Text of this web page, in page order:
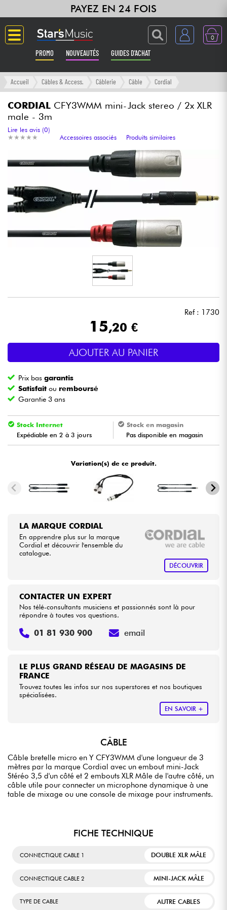
PAYEZ EN 24 FOIS
0
PROMO NOUVEAUTÉS GUIDES D'ACHAT
Langue
Guitares & Basses
Amplis & Effets
Claviers & Pianos
Synthés & Sampleurs
Home Studio
Casques
Eclairage
Vents
Violons & Quatuor
Packs
Accueil Câbles & Access. Câblerie Câble Cordial
CORDIAL CFY3WMM mini-Jack stereo / 2x XLR
male - 3m
★ ★ ★ ★ ★
★ ★ ★ ★ ★
Lire les avis (0)
Accessoires associés
Produits similaires
Ref : 1730
15,20 €
AJOUTER AU PANIER
Prix basgarantis
Satisfait ou remboursé
Garantie 3 ans
Stock Internet
Expédiable en 2 à 3 jours
Stock en magasin
Pas disponible en magasin
Variation(s) de ce produit.
LA MARQUE CORDIAL
En apprendre plus sur la marque
Cordial et découvrir l'ensemble du
catalogue.
DÉCOUVRIR
LE PLUS GRAND RÉSEAU DE MAGASINS DE
FRANCE
Trouvez toutes les infos sur nos superstores et nos boutiques
spécialisées.
EN SAVOIR +
CONTACTER UN EXPERT
Nos télé-consultants musiciens et passionnés sont là pour
répondre à toutes vos questions.
01 81 930 900 email
CÂBLE
Câble bretelle micro en Y CFY3WMM d'une longueur de 3
mètres par la marque Cordial avec un embout mini-Jack
Stéréo 3,5 d'un côté et 2 embouts XLR Mâle de l'autre côté, un
câble utile pour connecter un microphone dynamique à une
table de mixage ou une console de mixage pour instruments.
FICHE TECHNIQUE
CONNECTIQUE CABLE 1 DOUBLE XLR MÂLE
CONNECTIQUE CABLE 2 MINI-JACK MÂLE
TYPE DE CABLE AUTRE CABLES